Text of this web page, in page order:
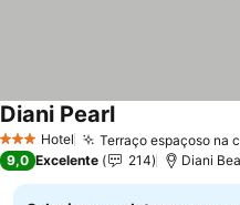
3 EstrelasHotel Terraço espaçoso na
Diani Pearl
9,0 Excelente 214 Diani